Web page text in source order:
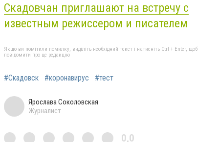
Скадовчан приглашают на встречу с
известным режиссером и писателем
Якщо ви помітили помилку, виділіть необхідний текст і натисніть Ctrl + Enter, щоб
повідомити про це редакцію
#Скадовск #коронавирус #тест
Ярослава Соколовская
Журналист
0,0